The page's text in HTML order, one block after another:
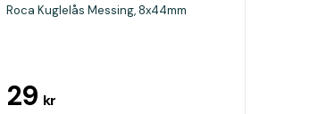
Roca Kuglelås Messing, 8x44mm
29 kr